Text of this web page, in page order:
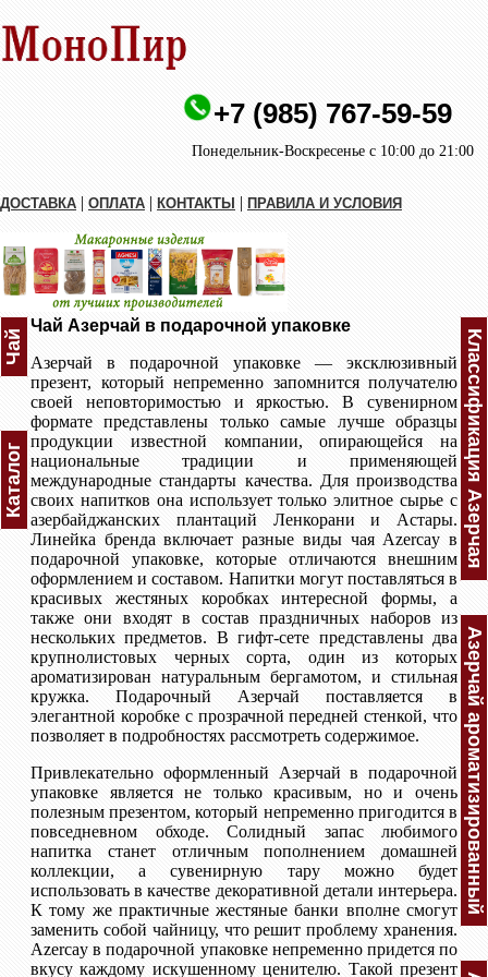
+7 (985) 767-59-59
Понедельник-Воскресенье с 10:00 до 21:00
ДОСТАВКА | ОПЛАТА | КОНТАКТЫ | ПРАВИЛА И УСЛОВИЯ
Чай
Каталог
Чай Азерчай в подарочной упаковке
Азерчай в подарочной упаковке — эксклюзивный
презент, который непременно запомнится получателю
своей неповторимостью и яркостью. В сувенирном
формате представлены только самые лучше образцы
продукции известной компании, опирающейся на
национальные традиции и применяющей
международные стандарты качества. Для производства
своих напитков она использует только элитное сырье с
азербайджанских плантаций Ленкорани и Астары.
Линейка бренда включает разные виды чая Azercay в
подарочной упаковке, которые отличаются внешним
оформлением и составом. Напитки могут поставляться в
красивых жестяных коробках интересной формы, а
также они входят в состав праздничных наборов из
нескольких предметов. В гифт-сете представлены два
крупнолистовых черных сорта, один из которых
ароматизирован натуральным бергамотом, и стильная
кружка. Подарочный Азерчай поставляется в
элегантной коробке с прозрачной передней стенкой, что
позволяет в подробностях рассмотреть содержимое.
Привлекательно оформленный Азерчай в подарочной
упаковке является не только красивым, но и очень
полезным презентом, который непременно пригодится в
повседневном обходе. Солидный запас любимого
напитка станет отличным пополнением домашней
коллекции, а сувенирную тару можно будет
использовать в качестве декоративной детали интерьера.
К тому же практичные жестяные банки вполне смогут
заменить собой чайницу, что решит проблему хранения.
Azercay в подарочной упаковке непременно придется по
вкусу каждому искушенному ценителю. Такой презент
Классификация Азерчая
Азерчай ароматизированный